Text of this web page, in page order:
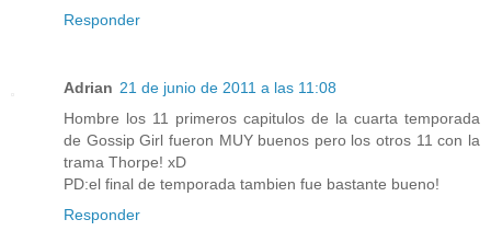
Responder
Adrian 21 de junio de 2011 a las 11:08
Hombre los 11 primeros capitulos de la cuarta temporada
de Gossip Girl fueron MUY buenos pero los otros 11 con la
trama Thorpe! xD
PD:el final de temporada tambien fue bastante bueno!
Responder